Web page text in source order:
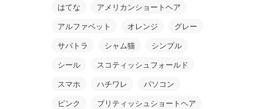
はてな
アメリカンショートヘア
アルファベット
オレンジ
グレー
サバトラ
シャム猫
シンプル
シール
スコティッシュフォールド
スマホ
ハチワレ
パソコン
ピンク
ブリティッシュショートヘア